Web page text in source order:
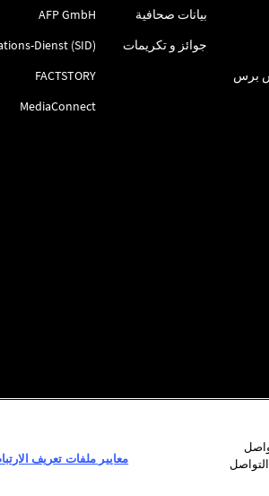
برس
بيانات صحافية
جوائز و تكريمات
AFP GmbH
Dienst (SID)
FACTSTORY
MediaConnect
معايير ملفات تعريف